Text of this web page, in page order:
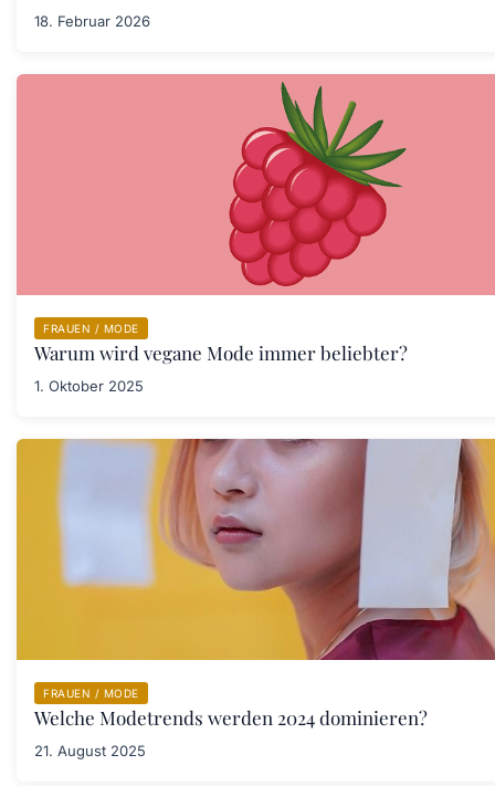
18. Februar 2026
FRAUEN / MODE
Warum wird vegane Mode immer beliebter?
1. Oktober 2025
FRAUEN / MODE
Welche Modetrends werden 2024 dominieren?
21. August 2025